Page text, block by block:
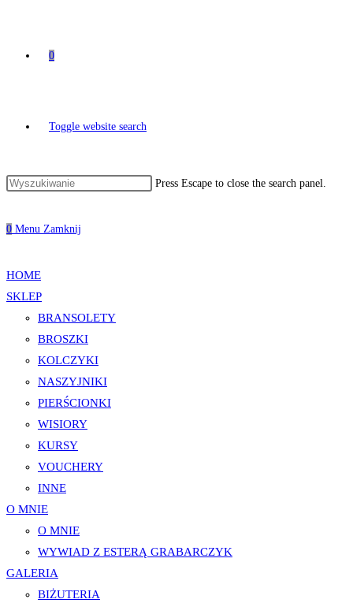
0
Toggle website search
Press Escape to close the search panel.
0 Menu Zamknij
HOME
SKLEP
BRANSOLETY
BROSZKI
KOLCZYKI
NASZYJNIKI
PIERŚCIONKI
WISIORY
KURSY
VOUCHERY
INNE
O MNIE
O MNIE
WYWIAD Z ESTERĄ GRABARCZYK
GALERIA
BIŻUTERIA